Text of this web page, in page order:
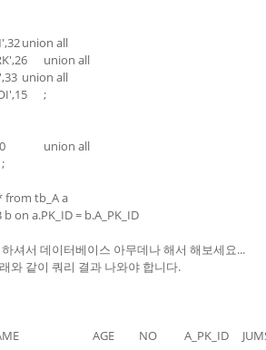
union all
union all
union all
;
union all
from tb_A a
on a.PK_ID = b.A_PK_ID
셔서 데이터베이스 아무데나 해서 해보세요...
와 같이 쿼리 결과 나와야 합니다.
AGE NO A_PK_ID